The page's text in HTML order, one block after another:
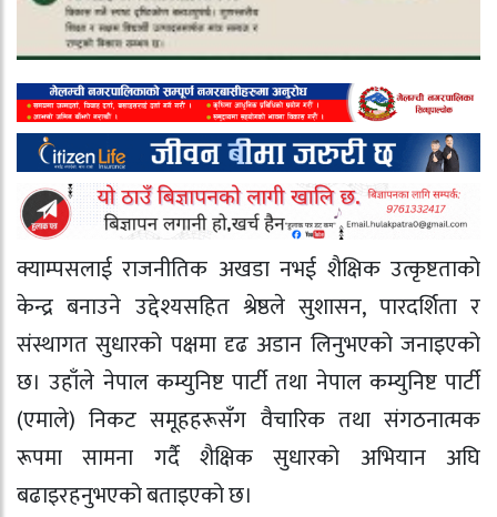
क्याम्पसलाई राजनीतिक अखडा नभई शैक्षिक उत्कृष्टताको
केन्द्र बनाउने उद्देश्यसहित श्रेष्ठले सुशासन, पारदर्शिता र
संस्थागत सुधारको पक्षमा दृढ अडान लिनुभएको जनाइएको
छ। उहाँले नेपाल कम्युनिष्ट पार्टी तथा नेपाल कम्युनिष्ट पार्टी
(एमाले) निकट समूहहरूसँग वैचारिक तथा संगठनात्मक
रूपमा सामना गर्दै शैक्षिक सुधारको अभियान अघि
बढाइरहनुभएको बताइएको छ।